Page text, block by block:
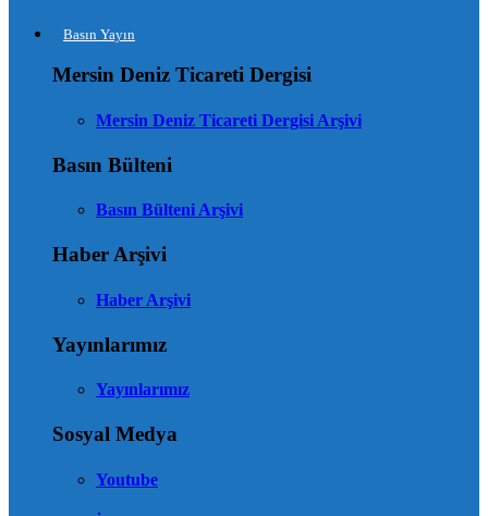
Basın Yayın
Mersin Deniz Ticareti Dergisi
Mersin Deniz Ticareti Dergisi Arşivi
Basın Bülteni
Basın Bülteni Arşivi
Haber Arşivi
Haber Arşivi
Yayınlarımız
Yayınlarımız
Sosyal Medya
Youtube